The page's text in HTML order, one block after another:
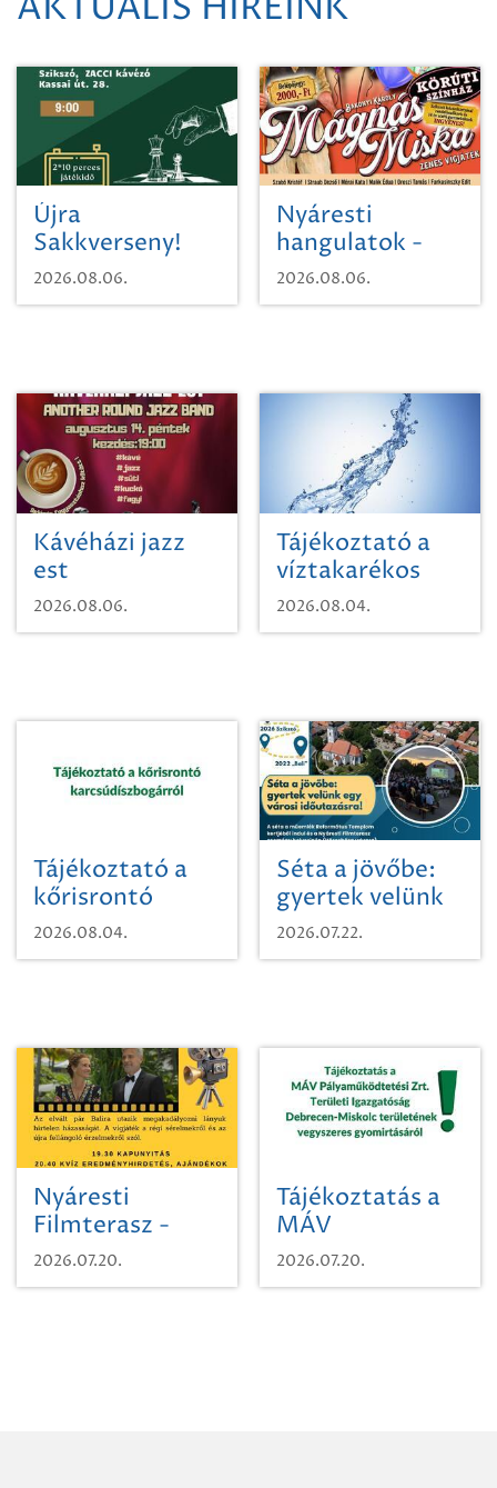
Újra
Sakkverseny!
2026.08.06.
Nyáresti
hangulatok -
Mágnás Miska
2026.08.06.
Kávéházi jazz
est
2026.08.06.
Tájékoztató a
víztakarékos
vízhasználatról
2026.08.04.
Tájékoztató a
kőrisrontó
karcsúdíszbogárról
2026.08.04.
Séta a jövőbe:
gyertek velünk
egy városi
időutazásra!
2026.07.22.
Nyáresti
Filmterasz -
Beugró a
Paradicsomba
2026.07.20.
Tájékoztatás a
MÁV
Pályaműködtetési
Zrt. Területi
2026.07.20.